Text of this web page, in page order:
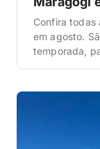
Confira todas
em agosto.
temporada,
todas as